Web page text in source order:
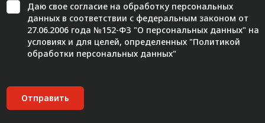
Даю свое согласиена обработку персональных
данных в соответствии с федеральным законом от
27.06.2006 года №152-ФЗ "О персональных данных" на
условиях и для целей, определенных "Политикой
обработки персональных данных"
Отправить